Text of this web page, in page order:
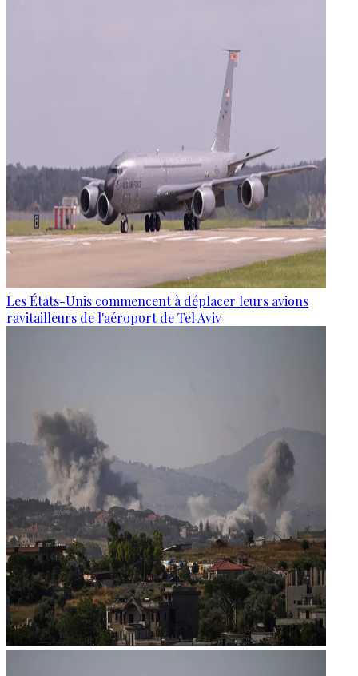
Les États-Unis commencent à déplacer leurs avions
ravitailleurs de l'aéroport de Tel Aviv